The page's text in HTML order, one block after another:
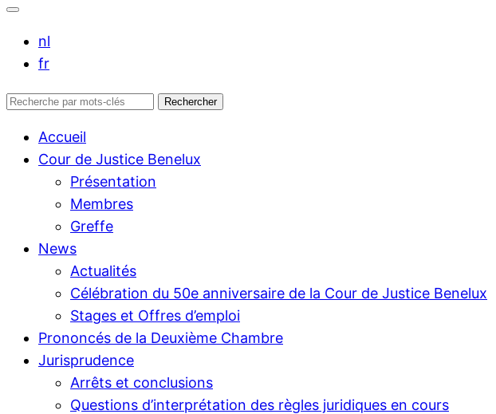
nl
fr
Rechercher : Rechercher
Accueil
Cour de Justice Benelux
Présentation
Membres
Greffe
News
Actualités
Célébration du 50e anniversaire de la Cour de Justice Benelux
Stages et Offres d’emploi
Prononcés de la Deuxième Chambre
Jurisprudence
Arrêts et conclusions
Questions d’interprétation des règles juridiques en cours